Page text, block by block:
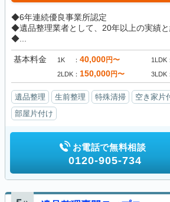
◆6年連続優良事業所認定
◆遺品整理業者として、20年以上の実績
◆...
基本料金 1K 40,000円〜 1LDK
2LDK 150,000円〜 3LDK
遺品整理 生前整理 特殊清掃 空き家片
部屋片付け
お電話で無料相談
0120-905-734